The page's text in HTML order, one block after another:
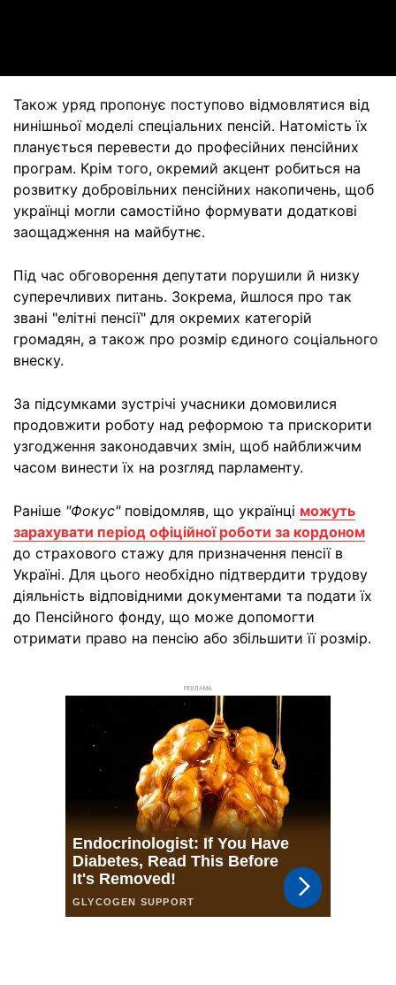
Також уряд пропонує поступово відмовлятися від
нинішньої моделі спеціальних пенсій. Натомість їх
планується перевести до професійних пенсійних
програм. Крім того, окремий акцент робиться на
розвитку добровільних пенсійних накопичень, щоб
українці могли самостійно формувати додаткові
заощадження на майбутнє.
Під час обговорення депутати порушили й низку
суперечливих питань. Зокрема, йшлося про так
звані "елітні пенсії" для окремих категорій
громадян, а також про розмір єдиного соціального
внеску.
За підсумками зустрічі учасники домовилися
продовжити роботу над реформою та прискорити
узгодження законодавчих змін, щоб найближчим
часом винести їх на розгляд парламенту.
Раніше "Фокус"повідомляв, що українці можуть
зарахувати період офіційної роботи за кордоном
до страхового стажу для призначення пенсії в
Україні. Для цього необхідно підтвердити трудову
діяльність відповідними документами та подати їх
до Пенсійного фонду, що може допомогти
отримати право на пенсію або збільшити її розмір.
РЕКЛАМА